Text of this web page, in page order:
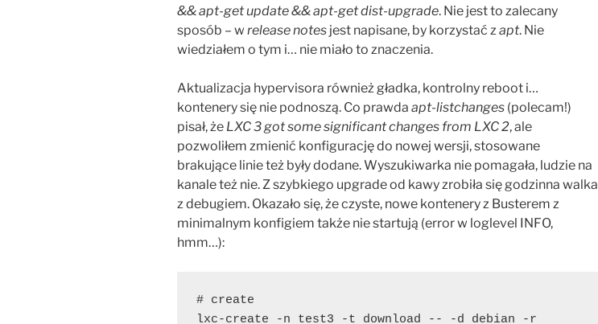
&& apt-get update && apt-get dist-upgrade. Nie jest to zalecany
sposób – w release notes jest napisane, by korzystać zapt. Nie
wiedziałem o tym i… nie miało to znaczenia.
Aktualizacja hypervisora również gładka, kontrolny reboot i…
kontenery się nie podnoszą. Co prawda apt-listchanges (polecam!)
pisał, że LXC 3 got some significant changes from LXC 2, ale
pozwoliłem zmienić konfigurację do nowej wersji, stosowane
brakujące linie też były dodane. Wyszukiwarka nie pomagała, ludzie na
kanale też nie. Z szybkiego upgrade od kawy zrobiła się godzinna walka
z debugiem. Okazało się, że czyste, nowe kontenery z Busterem z
minimalnym konfigiem także nie startują (error w loglevel INFO,
hmm…):
# create
lxc-create -n test3 -t download -- -d debian -r